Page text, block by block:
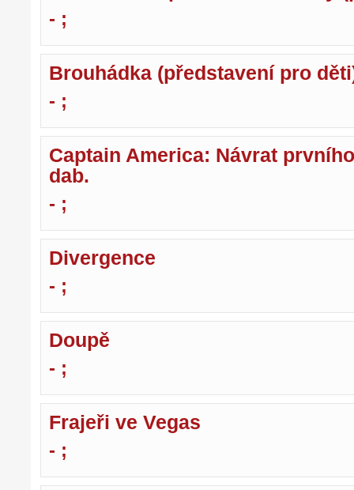
- ;
Brouhádka (představení pro
- ;
Captain America: Návrat
dab.
- ;
Divergence
- ;
Doupě
- ;
Frajeři ve Vegas
- ;